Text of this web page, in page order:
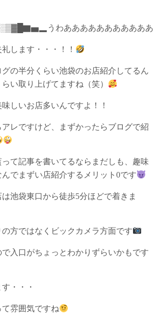
うわあああああああああああ
します・・・！！
グの半分くらい池袋のお店紹介してるん
い取り上げてますね（笑）
しいお店多いんですよ！！
レですけど、まずかったらブログで紹
て記事を書いてるならまだしも、趣味
でまずい店紹介するメリット0です
池袋東口から徒歩5分ほどで着きま
方ではなくビックカメラ方面です
入口がちょっとわかりずらいかもです
・・・
雰囲気ですね